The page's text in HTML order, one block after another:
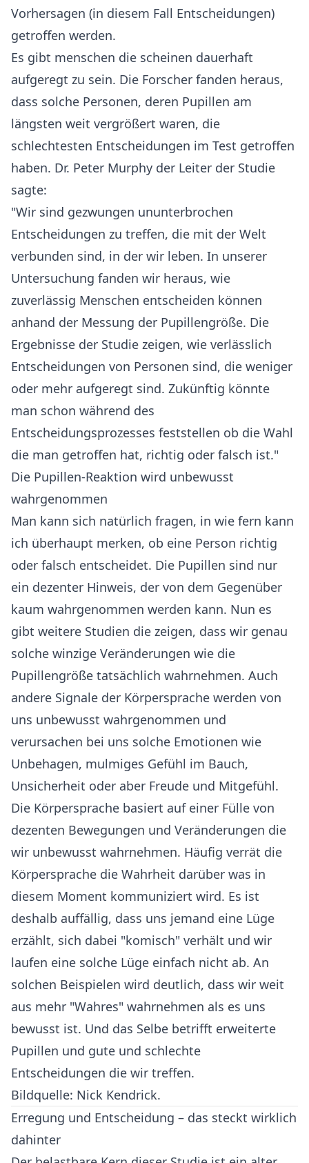
Vorhersagen (in diesem Fall Entscheidungen)
getroffen werden.
Es gibt menschen die scheinen dauerhaft
aufgeregt zu sein. Die Forscher fanden heraus,
dass solche Personen, deren Pupillen am
längsten weit vergrößert waren, die
schlechtesten Entscheidungen im Test getroffen
haben. Dr. Peter Murphy der Leiter der Studie
sagte:
"Wir sind gezwungen ununterbrochen
Entscheidungen zu treffen, die mit der Welt
verbunden sind, in der wir leben. In unserer
Untersuchung fanden wir heraus, wie
zuverlässig Menschen entscheiden können
anhand der Messung der Pupillengröße. Die
Ergebnisse der Studie zeigen, wie verlässlich
Entscheidungen von Personen sind, die weniger
oder mehr aufgeregt sind. Zukünftig könnte
man schon während des
Entscheidungsprozesses feststellen ob die Wahl
die man getroffen hat, richtig oder falsch ist."
Die Pupillen-Reaktion wird unbewusst
wahrgenommen
Man kann sich natürlich fragen, in wie fern kann
ich überhaupt merken, ob eine Person richtig
oder falsch entscheidet. Die Pupillen sind nur
ein dezenter Hinweis, der von dem Gegenüber
kaum wahrgenommen werden kann. Nun es
gibt weitere Studien die zeigen, dass wir genau
solche winzige Veränderungen wie die
Pupillengröße tatsächlich wahrnehmen. Auch
andere Signale der Körpersprache werden von
uns unbewusst wahrgenommen und
verursachen bei uns solche Emotionen wie
Unbehagen, mulmiges Gefühl im Bauch,
Unsicherheit oder aber Freude und Mitgefühl.
Die Körpersprache basiert auf einer Fülle von
dezenten Bewegungen und Veränderungen die
wir unbewusst wahrnehmen. Häufig verrät die
Körpersprache die Wahrheit darüber was in
diesem Moment kommuniziert wird. Es ist
deshalb auffällig, dass uns jemand eine Lüge
erzählt, sich dabei "komisch" verhält und wir
laufen eine solche Lüge einfach nicht ab. An
solchen Beispielen wird deutlich, dass wir weit
aus mehr "Wahres" wahrnehmen als es uns
bewusst ist. Und das Selbe betrifft erweiterte
Pupillen und gute und schlechte
Entscheidungen die wir treffen.
Bildquelle: Nick Kendrick.
Erregung und Entscheidung – das steckt wirklich
dahinter